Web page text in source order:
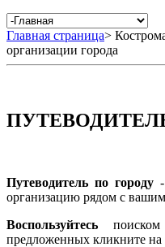
Главная страница>
организации города
Путеводитель по городу-
организацию рядом с
Воспользуйтесь
предложенных кликните на